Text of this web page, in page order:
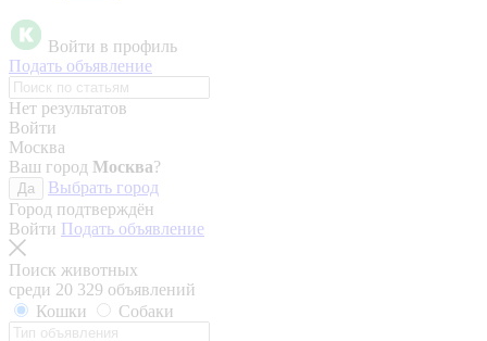
Войти в профиль
Подать объявление
Нет результатов
Войти
Москва
Ваш город Москва?
Да
Выбрать город
Город подтверждён
Войти Подать объявление
Поиск животных
среди 20 329 объявлений
Кошки
Собаки